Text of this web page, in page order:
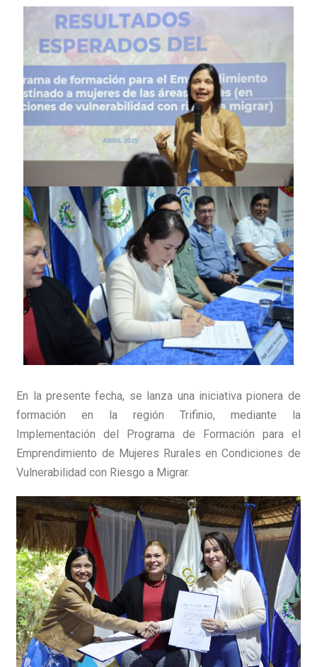
En la presente fecha, se lanza una iniciativa pionera de
formación en la región Trifinio, mediante la
Implementación del Programa de Formación para el
Emprendimiento de Mujeres Rurales en Condiciones de
Vulnerabilidad con Riesgo a Migrar.